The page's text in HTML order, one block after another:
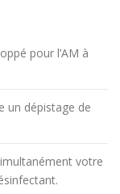
pour l’AM à
un dépistage de
votre